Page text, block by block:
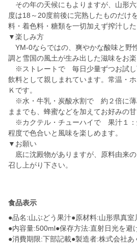
その年の天候にもよりますが、山形
度は18～20度前後に完熟したものだけ
料・着色料・糖類を一切加えず搾汁した
▼楽しみ方
YM-0ならではの、爽やかな酸味と野
調と雪国の風土が生み出した滋味をお楽
※ストレートで 毎日少量ずつお試し
飲料として親しまれています。常温・
Ｋです。
※水・牛乳・炭酸水割で 約２倍に薄
ままでも、蜂蜜などを加えてお好みの
※カクテル・チューハイで 果汁１：
程度で色合いと風味を楽しめます。
▼お願い
底に沈殿物がありますが、原料由来
召し上がり下さい。
食品表示
●品名:山ぶどう果汁●原材料:山形県真室
●内容量:500ml●保存方法:直射日光を避
●消費期限:下部記載●製造者:株式会社